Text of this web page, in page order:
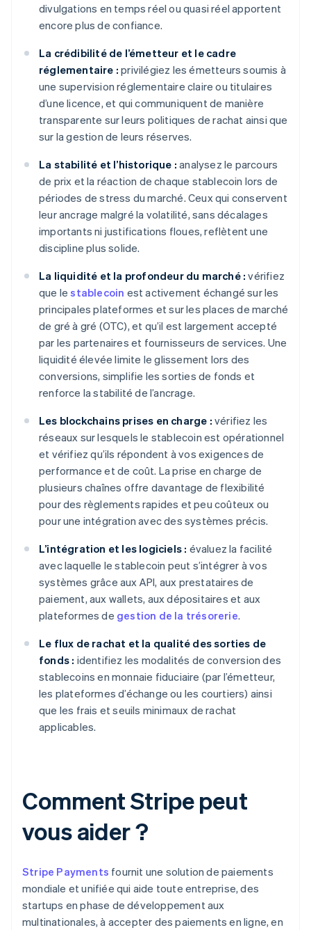
divulgations en temps réel ou quasi réel apportent
encore plus de confiance.
La crédibilité de l’émetteur et le cadre
réglementaire : privilégiez les émetteurs soumis à
une supervision réglementaire claire ou titulaires
d’une licence, et qui communiquent de manière
transparente sur leurs politiques de rachat ainsi que
sur la gestion de leurs réserves.
La stabilité et l’historique : analysez le parcours
de prix et la réaction de chaque stablecoin lors de
périodes de stress du marché. Ceux qui conservent
leur ancrage malgré la volatilité, sans décalages
importants ni justifications floues, reflètent une
discipline plus solide.
La liquidité et la profondeur du marché : vérifiez
que lestablecoin est activement échangé sur les
principales plateformes et sur les places de marché
de gré à gré (OTC), et qu’il est largement accepté
par les partenaires et fournisseurs de services. Une
liquidité élevée limite le glissement lors des
conversions, simplifie les sorties de fonds et
renforce la stabilité de l’ancrage.
Les blockchains prises en charge : vérifiez les
réseaux sur lesquels le stablecoin est opérationnel
et vérifiez qu’ils répondent à vos exigences de
performance et de coût. La prise en charge de
plusieurs chaînes offre davantage de flexibilité
pour des règlements rapides et peu coûteux ou
pour une intégration avec des systèmes précis.
L’intégration et les logiciels : évaluez la facilité
avec laquelle le stablecoin peut s’intégrer à vos
systèmes grâce aux API, aux prestataires de
paiement, aux wallets, aux dépositaires et aux
plateformes de gestion de la trésorerie.
Le flux de rachat et la qualité des sorties de
fonds : identifiez les modalités de conversion des
stablecoins en monnaie fiduciaire (par l’émetteur,
les plateformes d’échange ou les courtiers) ainsi
que les frais et seuils minimaux de rachat
applicables.
Comment Stripe peut
vous aider ?
Stripe Payments fournit une solution de paiements
mondiale et unifiée qui aide toute entreprise, des
startups en phase de développement aux
multinationales, à accepter des paiements en ligne, en